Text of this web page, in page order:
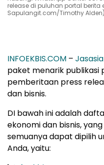
release di puluhan portal berita
Sapulangit.com/Timothy Alden)
INFOEKBIS.COM –
paket menarik publikasi
pemberitaan press
dan bisnis.
DI bawah ini adalah
ekonomi dan bisnis,
semuanya dapat dipilih
Anda, yaitu: